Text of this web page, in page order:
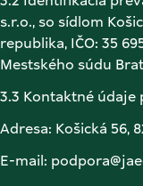
s.r.o., so sídlom
republika, IČO: 35
3.3 Kontaktné údaje
Adresa: Košická 56,
E-mail: